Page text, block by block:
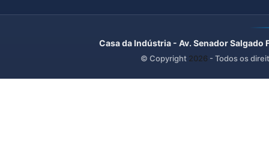
Casa da Indústria - Av. Senador
© Copyright 2026 - Todos os